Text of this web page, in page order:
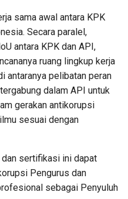
sama awal antara KPK
Secara paralel,
antara KPK dan API,
ruang lingkup kerja
antaranya pelibatan peran
dalam API untuk
gerakan antikorupsi
sesuai dengan
dan sertifikasi ini dapat
Pengurus dan
sebagai Penyuluh